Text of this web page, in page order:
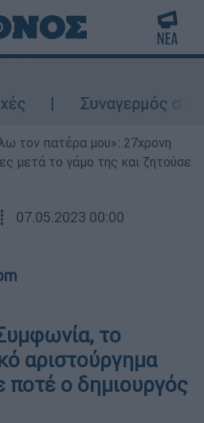
Συναγερμός στον
τον πατέρα μου»: 27χρονη
μετά το γάμο της και ζητούσε
07.05.2023 00:00
το
αριστούργημα
ποτέ ο δημιουργός